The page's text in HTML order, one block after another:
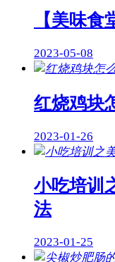
【美味食
2023-05-08
红烧鸡块
2023-01-26
小吃培训
法
2023-01-25